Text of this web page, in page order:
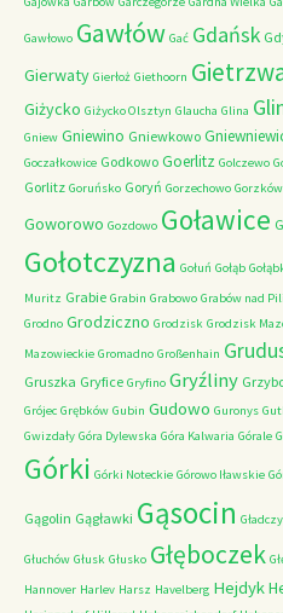
Gawłowo Gawłów Gać Gdańsk
Gierwaty Gierłoż Giethoorn
Giżycko Giżycko Olsztyn Glaucha Glina
Gniew Gniewino Gniewkowo
Goczałkowice Godkowo Goerlitz Golczewo
Gorlitz Goruńsko Goryń Gorzechowo Gorzków
Goworowo Gozdowo Goławice
Gołotczyzna Gołuń Gołąb
Muritz Grabie Grabin Grabowo Grabów nad
Grodno Grodziczno Grodzisk Grodzisk
Mazowieckie Gromadno Großenhain
Gruszka Gryfice Gryfino Gryźliny
Grójec Grębków Gubin Gudowo Guronys
Gwizdały Góra Dylewska Góra Kalwaria Górale
Górki Górki Noteckie Górowo Iławskie
Gągolin Gągławki Gąsocin
Głuchów Głusk Głusko Głęboczek
Hannover Harlev Harsz Havelberg Hejdyk